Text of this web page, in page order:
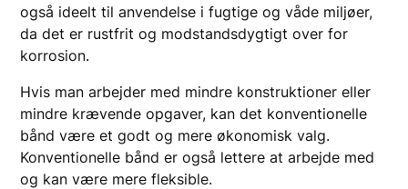
også ideelt til anvendelse i fugtige og våde miljøer,
da det er rustfrit og modstandsdygtigt over for
korrosion.
Hvis man arbejder med mindre konstruktioner eller
mindre krævende opgaver, kan det konventionelle
bånd være et godt og mere økonomisk valg.
Konventionelle bånd er også lettere at arbejde med
og kan være mere fleksible.